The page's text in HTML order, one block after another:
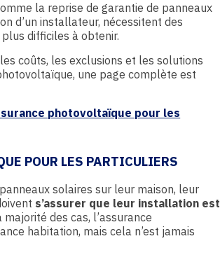
la reprise de garantie de panneaux
d’un installateur, nécessitent des
difficiles à obtenir.
coûts, les exclusions et les solutions
une page complète est
photovoltaïque pour les
POUR LES PARTICULIERS
solaires sur leur maison, leur
s’assurer que leur installation est
majorité des cas, l’assurance
habitation, mais cela n’est jamais